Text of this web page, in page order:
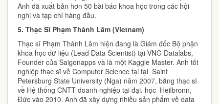
Anh đã xuất bản hơn 50 bài báo khoa học trong các hội
nghị và tạp chí hàng đầu.
5. Thạc Sĩ Phạm Thành Lâm (Vietnam)
Thạc sĩ Phạm Thành Lâm hiện đang là Giám đốc Bộ phận
khoa học dữ liệu (Lead Data Scientist) tại VNG Datalabs,
Founder của Saigonapps và là một Kaggle Master. Anh tốt
nghiệp thạc sĩ về Computer Science tại tại Saint
Petersburg State University (Nga) năm 2007, bằng thạc sĩ
về Hệ thống CNTT doanh nghiệp tại đại. học Heilbronn,
Đức vào 2010. Anh đã xây dựng nhiều sản phẩm về data